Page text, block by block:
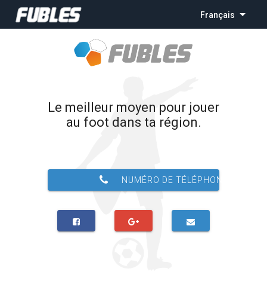
Français
Le meilleur moyen pour jouer
au foot dans ta région.
NUMÉRO DE TÉLÉPHONE